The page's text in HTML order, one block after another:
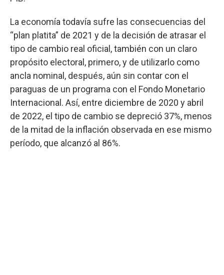
La economía todavía sufre las consecuencias del
“plan platita” de 2021 y de la decisión de atrasar el
tipo de cambio real oficial, también con un claro
propósito electoral, primero, y de utilizarlo como
ancla nominal, después, aún sin contar con el
paraguas de un programa con el Fondo Monetario
Internacional. Así, entre diciembre de 2020 y abril
de 2022, el tipo de cambio se depreció 37%, menos
de la mitad de la inflación observada en ese mismo
período, que alcanzó al 86%.